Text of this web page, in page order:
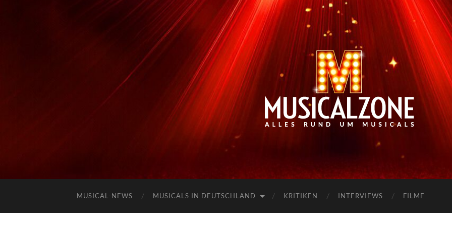
MUSICAL-NEWS MUSICALS IN DEUTSCHLAND KRITIKEN INTERVIEWS FILME